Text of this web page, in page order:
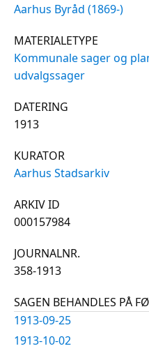
Aarhus Byråd (1869-)
MATERIALETYPE
Kommunale sager og
udvalgssager
DATERING
1913
KURATOR
Aarhus Stadsarkiv
ARKIV ID
000157984
JOURNALNR.
358-1913
SAGEN BEHANDLES PÅ
1913-09-25
1913-10-02